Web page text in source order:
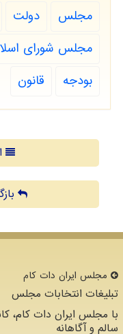
مجلس دولت
مجلس شورای
بودجه
قانون
مجلس ایران دات كام
تبلیغات انتخابات مجلس
با مجلس ایران دات کام،
سالم و آگاهانه